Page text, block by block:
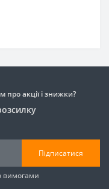
про акції і знижки?
Підписатися
вимогами